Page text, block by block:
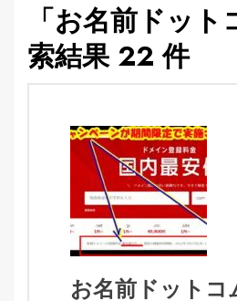
「お名前ドッ
索結果 22 件
お名前ドットコ